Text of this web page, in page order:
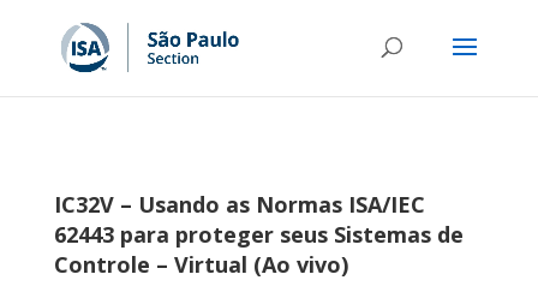
IC32V – Usando as Normas ISA/IEC
62443 para proteger seus Sistemas de
Controle – Virtual (Ao vivo)